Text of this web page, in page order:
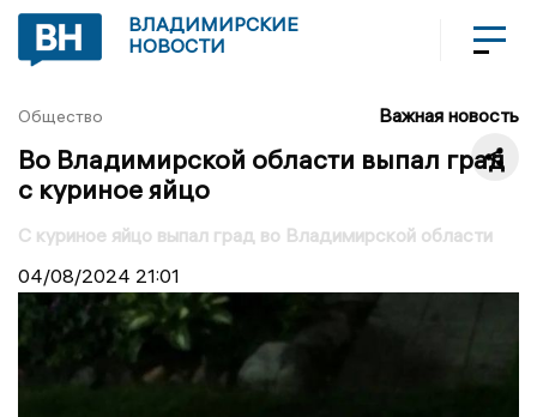
ВЛАДИМИРСКИЕ
НОВОСТИ
Общество Важная новость
Во Владимирской области выпал град
с куриное яйцо
С куриное яйцо выпал град во Владимирской области
04/08/2024 21:01